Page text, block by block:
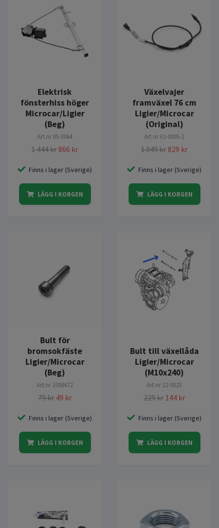
Elektrisk
fönsterhiss höger
Microcar/Ligier
(Beg)
Art.nr 05-0064
1 444 kr 866 kr
Finns i lager (Sverige)
LÄGG I KORGEN
Växelvajer
framväxel 76 cm
Ligier/Microcar
(Original)
Art.nrVJ-0005-1
1 049 kr 829 kr
Finns i lager (Sverige)
LÄGG I KORGEN
Bult för
bromsokfäste
Ligier/Microcar
(Beg)
Art.nr 1008472
79 kr 49 kr
Finns i lager (Sverige)
LÄGG I KORGEN
Bult till växellåda
Ligier/Microcar
(M10x240)
Art.nr 12-0023
229 kr 144 kr
Finns i lager (Sverige)
LÄGG I KORGEN